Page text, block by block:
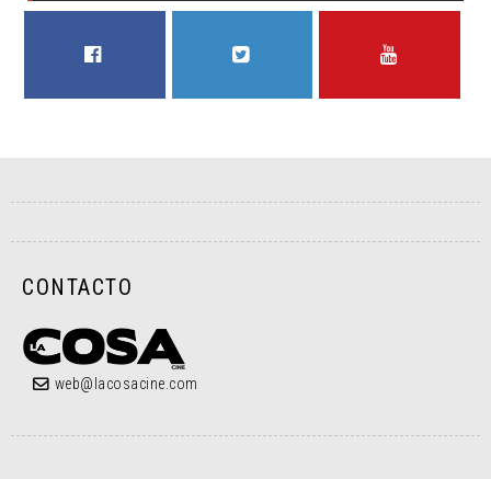
CONTACTO
web@lacosacine.com